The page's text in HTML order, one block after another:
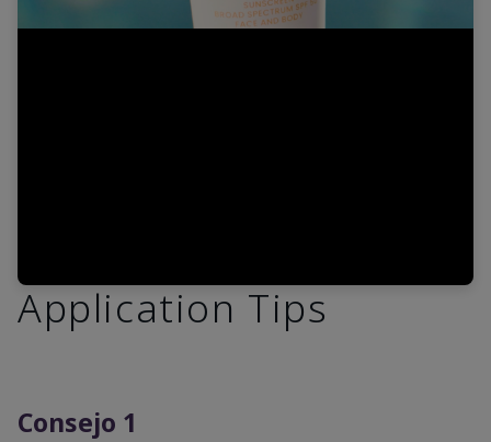
Application Tips
Consejo 1